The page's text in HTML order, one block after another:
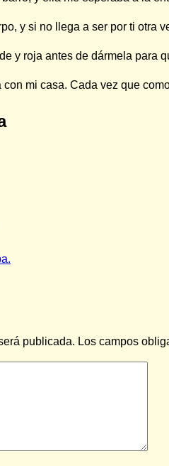
y si no llega a ser por ti otra
y roja antes de dármela para
mi casa. Cada vez que
publicada. Los campos